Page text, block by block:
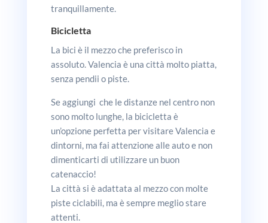
tranquillamente.
Bicicletta
La bici è il mezzo che preferisco in
assoluto. Valencia è una città molto piatta,
senza pendii o piste.
Se aggiungi che le distanze nel centro non
sono molto lunghe, la bicicletta è
un’opzione perfetta per visitare Valencia e
dintorni, ma fai attenzione alle auto e non
dimenticarti di utilizzare un buon
catenaccio!
La città si è adattata al mezzo con molte
piste ciclabili, ma è sempre meglio stare
attenti.